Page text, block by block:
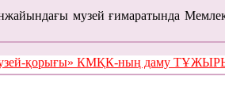
музей ғимаратында
музей-қорығы» КМҚК-ның даму